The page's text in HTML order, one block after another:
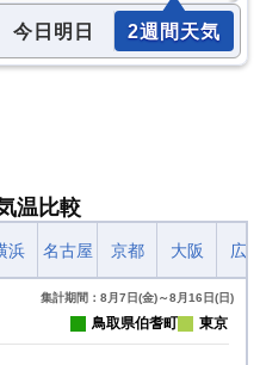
今日明日 2週間天気
温比較
浜 名古屋 京都 大阪 広
集計期間：8月7日(金)～8月16日(日)
鳥取県伯耆町 東京